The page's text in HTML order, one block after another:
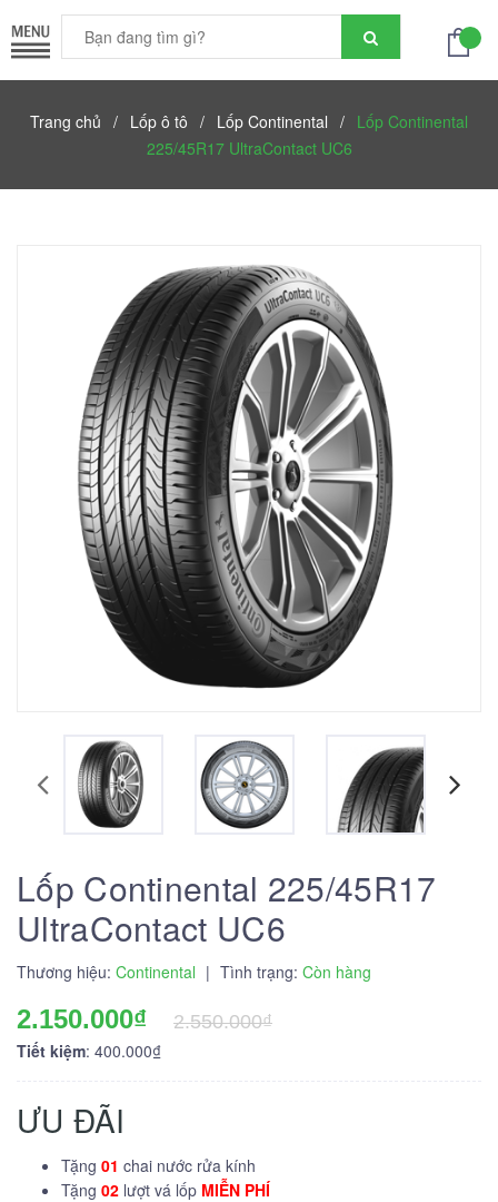
Trang chủ / Lốp ô tô / Lốp Continental / Lốp Continental
225/45R17 UltraContact UC6
Lốp Continental 225/45R17
UltraContact UC6
Thương hiệu: Continental | Tình trạng: Còn hàng
2.150.000₫
2.550.000₫
Tiết kiệm: 400.000₫
ƯU ĐÃI
Tặng 01 chai nước rửa kính
Tặng 02 lượt vá lốp MIỄN PHÍ